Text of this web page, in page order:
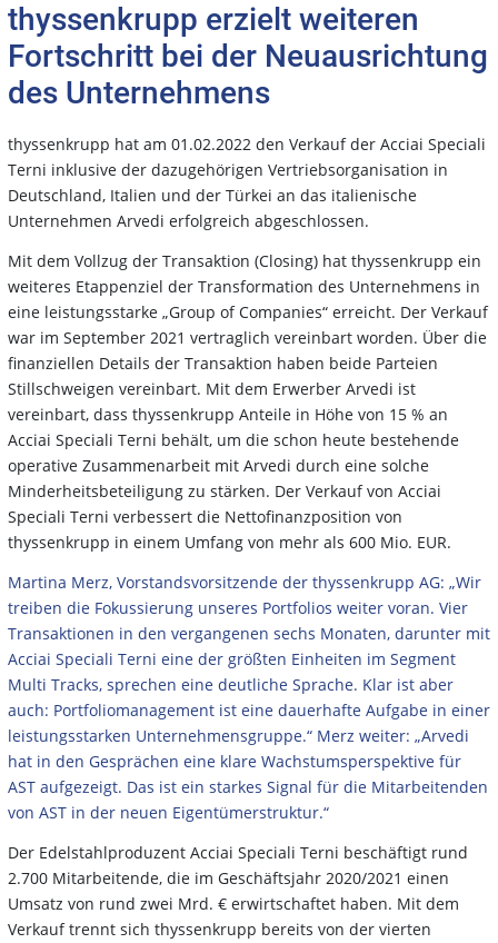
thyssenkrupp erzielt weiteren
Fortschritt bei der Neuausrichtung
des Unternehmens
thyssenkrupp hat am 01.02.2022 den Verkauf der Acciai Speciali
Terni inklusive der dazugehörigen Vertriebsorganisation in
Deutschland, Italien und der Türkei an das italienische
Unternehmen Arvedi erfolgreich abgeschlossen.
Mit dem Vollzug der Transaktion (Closing) hat thyssenkrupp ein
weiteres Etappenziel der Transformation des Unternehmens in
eine leistungsstarke „Group of Companies“ erreicht. Der Verkauf
war im September 2021 vertraglich vereinbart worden. Über die
finanziellen Details der Transaktion haben beide Parteien
Stillschweigen vereinbart. Mit dem Erwerber Arvedi ist
vereinbart, dass thyssenkrupp Anteile in Höhe von 15 % an
Acciai Speciali Terni behält, um die schon heute bestehende
operative Zusammenarbeit mit Arvedi durch eine solche
Minderheitsbeteiligung zu stärken. Der Verkauf von Acciai
Speciali Terni verbessert die Nettofinanzposition von
thyssenkrupp in einem Umfang von mehr als 600 Mio. EUR.
Martina Merz, Vorstandsvorsitzende der thyssenkrupp AG: „Wir
treiben die Fokussierung unseres Portfolios weiter voran. Vier
Transaktionen in den vergangenen sechs Monaten, darunter mit
Acciai Speciali Terni eine der größten Einheiten im Segment
Multi Tracks, sprechen eine deutliche Sprache. Klar ist aber
auch: Portfoliomanagement ist eine dauerhafte Aufgabe in einer
leistungsstarken Unternehmensgruppe.“ Merz weiter: „Arvedi
hat in den Gesprächen eine klare Wachstumsperspektive für
AST aufgezeigt. Das ist ein starkes Signal für die Mitarbeitenden
von AST in der neuen Eigentümerstruktur.“
Der Edelstahlproduzent Acciai Speciali Terni beschäftigt rund
2.700 Mitarbeitende, die im Geschäftsjahr 2020/2021 einen
Umsatz von rund zwei Mrd. € erwirtschaftet haben. Mit dem
Verkauf trennt sich thyssenkrupp bereits von der vierten